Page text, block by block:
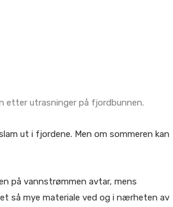
etter utrasninger på fjordbunnen.
ut i fjordene. Men om sommeren kan
på vannstrømmen avtar, mens
så mye materiale ved og i nærheten av